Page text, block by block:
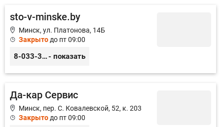
sto-v-minske.by
Минск, ул. Платонова, 14Б
Закрытодо пт 09:00
8-033-353-90-80- показать
Да-кар Сервис
Минск, пер. С. Ковалевской, 52, к. 203
Закрыто до пт 09:00